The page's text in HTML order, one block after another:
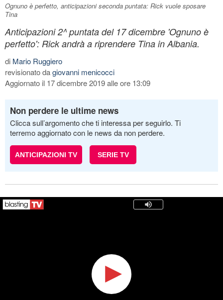
Ognuno è perfetto, anticipazioni seconda puntata: Rick vuole sposare
Tina
Anticipazioni 2^ puntata del 17 dicembre 'Ognuno è
perfetto': Rick andrà a riprendere Tina in Albania.
di Mario Ruggiero
revisionato dagiovanni menicocci
Aggiornato il 17 dicembre 2019 alle ore 13:09
Non perdere le ultime news
Clicca sull’argomento che ti interessa per seguirlo. Ti
terremo aggiornato con le news da non perdere.
ANTICIPAZIONI TV SERIE TV